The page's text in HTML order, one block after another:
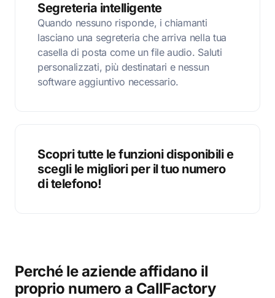
Segreteria intelligente
Quando nessuno risponde, i chiamanti
lasciano una segreteria che arriva nella tua
casella di posta come un file audio. Saluti
personalizzati, più destinatari e nessun
software aggiuntivo necessario.
Scopri tutte le funzioni disponibili e
scegli le migliori per il tuo numero
di telefono!
Perché le aziende affidano il
proprio numero a CallFactory